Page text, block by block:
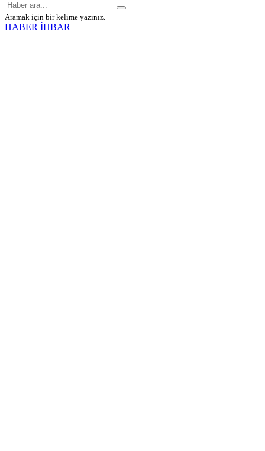
Aramak için bir kelime yazınız.
HABER İHBAR